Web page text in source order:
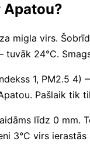
migla virs.
24°C.
1, PM2.5
Pašlaik tik
līdz 0 mm.
3°C virs